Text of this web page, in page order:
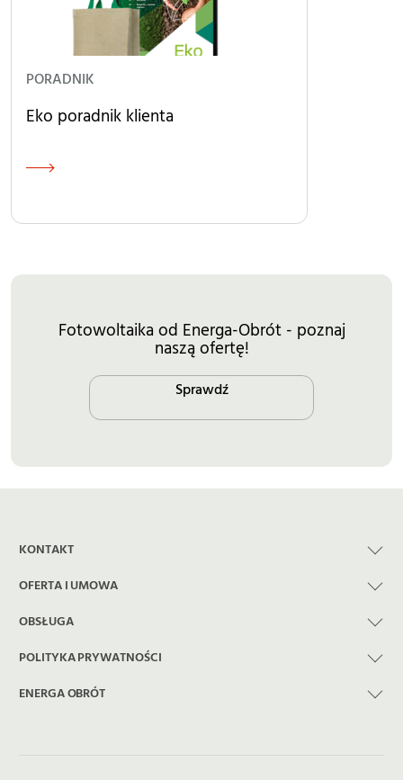
PORADNIK
Eko poradnik klienta
Fotowoltaika od Energa-Obrót - poznaj
naszą ofertę!
Sprawdź
KONTAKT
OFERTA I UMOWA
OBSŁUGA
POLITYKA PRYWATNOŚCI
ENERGA OBRÓT